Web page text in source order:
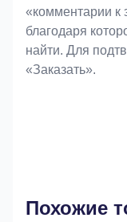
«комментарии к
благодаря
найти. Для
«Заказать».
Похожие